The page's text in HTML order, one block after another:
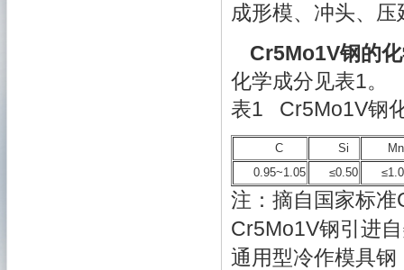
成形模、冲头、
Cr5Mo1V钢的
化学成分见表1。
表1 Cr5Mo1V钢
C Si
Mn
0.95~1.05
≤0.50
注：摘自国家标
Cr5Mo1V钢引进
通用型冷作模具